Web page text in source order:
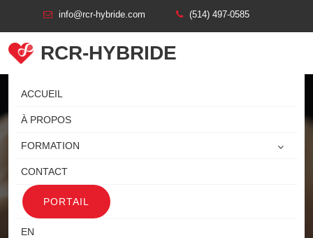
info@rcr-hybride.com (514) 497-0585
RCR-HYBRIDE
ACCUEIL
À PROPOS
FORMATION
CONTACT
PORTAIL
EN
FORMATION RCR SAGUENAY